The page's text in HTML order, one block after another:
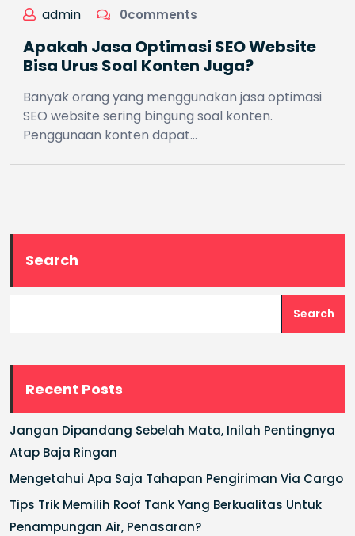
admin 0comments
Apakah Jasa Optimasi SEO Website
Bisa Urus Soal Konten Juga?
Banyak orang yang menggunakan jasa optimasi
SEO website sering bingung soal konten.
Penggunaan konten dapat…
Search
Search
Recent Posts
Jangan Dipandang Sebelah Mata, Inilah Pentingnya
Atap Baja Ringan
Mengetahui Apa Saja Tahapan Pengiriman Via Cargo
Tips Trik Memilih Roof Tank Yang Berkualitas Untuk
Penampungan Air, Penasaran?